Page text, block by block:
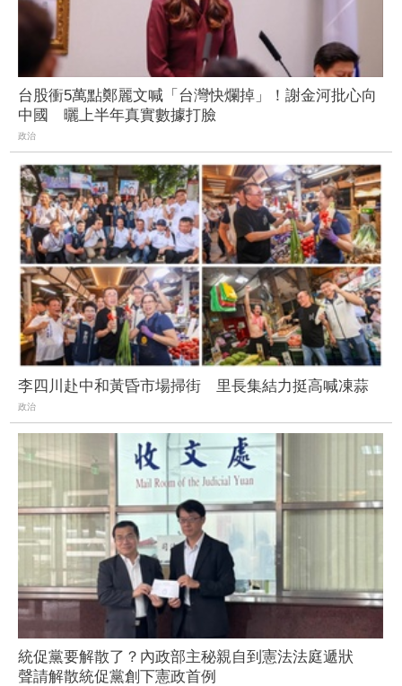
台股衝5萬點鄭麗文喊「台灣快爛掉」！謝金河批心向
中國 曬上半年真實數據打臉
政治
李四川赴中和黃昏市場掃街 里長集結力挺高喊凍蒜
政治
統促黨要解散了？內政部主秘親自到憲法法庭遞狀
聲請解散統促黨創下憲政首例